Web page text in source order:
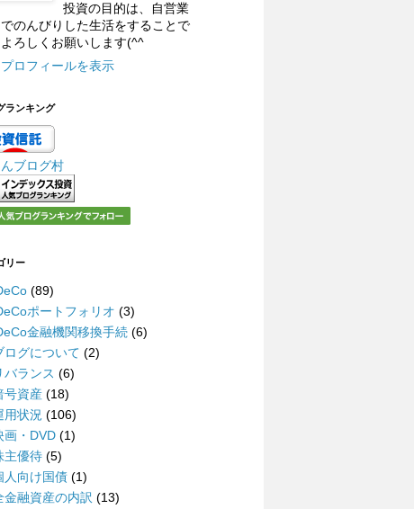
投資の目的は、自営業
のんびりした生活をすることで
ろしくお願いします(^^
ロフィールを表示
ランキング
ブログ村
リー
(89)
ポートフォリオ (3)
金融機関移換手続 (6)
ログについて (2)
バランス (6)
号資産 (18)
用状況 (106)
画・DVD (1)
主優待 (5)
人向け国債 (1)
金融資産の内訳 (13)